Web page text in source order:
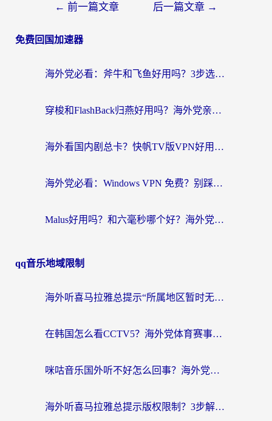
← 前一篇文章 后一篇文章 →
免费回国加速器
海外党必看：斧牛和飞鱼好用吗？3步选对回国加速器，无缝刷剧玩国服
穿梭和FlashBack归燕好用吗？海外党亲测3款热门回国加速器，教你选对不踩坑
海外看国内剧总卡？快帆TV版VPN好用吗？和快滚VPN对比哪个回国效果更好？
海外党必看：Windows VPN 免费？别踩坑！教你选对好用的国内加速器无缝回国
Malus好用吗？和六毫秒哪个好？海外党选回国加速器的避坑指南
qq音乐地域限制
海外听喜马拉雅总提示“所属地区暂时无版权”？这个限制解除方法亲测有效！
在韩国怎么看CCTV5？海外党体育赛事+中文解说观看终极指南
咪咕音乐国外听不好怎么回事？海外党听歌自由的终极解决方案来了
海外听喜马拉雅总提示版权限制？3步解决+2个音乐平台问题全攻略